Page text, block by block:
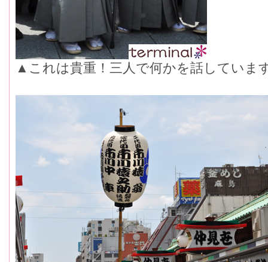
▲これは貴重！三人で何かを話していま